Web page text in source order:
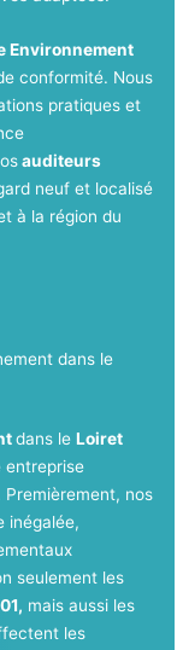
Environnement
conformité. Nous
pratiques et
auditeurs
neuf et localisé
à la région du
dans le
dans leLoiret
entreprise
nos
inégalée,
seulement les
mais aussi les
les